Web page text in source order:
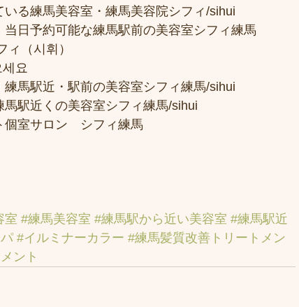
る練馬美容室・練馬美容院シフィ/sihui
日予約可能な練馬駅前の美容室シフィ練馬
ィ（시휘）
요
馬駅近・駅前の美容室シフィ練馬/sihui
駅近くの美容室シフィ練馬/sihui
個室サロン　シフィ練馬
室 #練馬美容室 #練馬駅から近い美容室 #練馬駅近
#イルミナーカラー #練馬髪質改善トリートメン
ント